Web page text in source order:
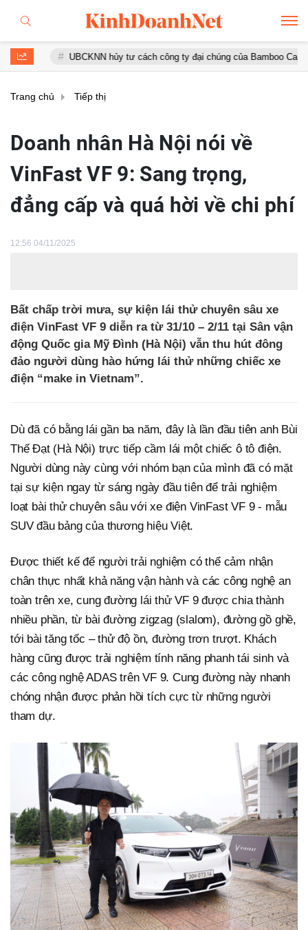
UBCKNN hủy tư cách công ty đại chúng của Bamboo Capital và BCG
Trang chủ Tiếp thị
Doanh nhân Hà Nội nói về
VinFast VF 9: Sang trọng,
đẳng cấp và quá hời về chi phí
12:56 04/11/2025
Bất chấp trời mưa, sự kiện lái thử chuyên sâu xe
điện VinFast VF 9 diễn ra từ 31/10 – 2/11 tại Sân vận
động Quốc gia Mỹ Đình (Hà Nội) vẫn thu hút đông
đảo người dùng hào hứng lái thử những chiếc xe
điện “make in Vietnam”.
Dù đã có bằng lái gần ba năm, đây là lần đầu tiên anh Bùi
Thế Đạt (Hà Nội) trực tiếp cầm lái một chiếc ô tô điện.
Người dùng này cùng với nhóm bạn của mình đã có mặt
tại sự kiện ngay từ sáng ngày đầu tiên để trải nghiệm
loạt bài thử chuyên sâu với xe điện VinFast VF 9 - mẫu
SUV đầu bảng của thương hiệu Việt.
Được thiết kế để người trải nghiệm có thể cảm nhận
chân thực nhất khả năng vận hành và các công nghệ an
toàn trên xe, cung đường lái thử VF 9 được chia thành
nhiều phần, từ bài đường zigzag (slalom), đường gồ ghề,
tới bài tăng tốc – thử độ ồn, đường trơn trượt. Khách
hàng cũng được trải nghiệm tính năng phanh tái sinh và
các công nghệ ADAS trên VF 9. Cung đường này nhanh
chóng nhận được phản hồi tích cực từ những người
tham dự.